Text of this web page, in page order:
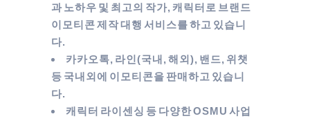
과 노하우 및 최고의 작가, 캐릭터로 브랜드
이모티콘 제작 대행 서비스를 하고 있습니
다.
카카오톡, 라인(국내, 해외), 밴드, 위챗
등 국내외에 이모티콘을 판매하고 있습니
다.
캐릭터 라이센싱 등 다양한 OSMU 사업